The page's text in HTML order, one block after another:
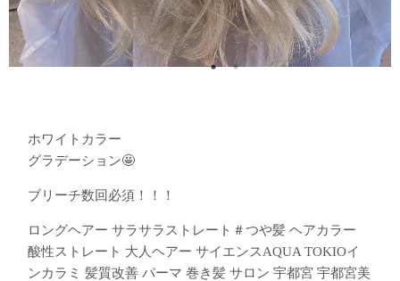
ホワイトカラー
グラデーション🤩️
ブリーチ数回必須！！！
ロングヘアー サラサラストレート＃つや髪 ヘアカラー
酸性ストレート 大人ヘアー サイエンスAQUA TOKIOイ
ンカラミ 髪質改善 パーマ 巻き髪 サロン 宇都宮 宇都宮美